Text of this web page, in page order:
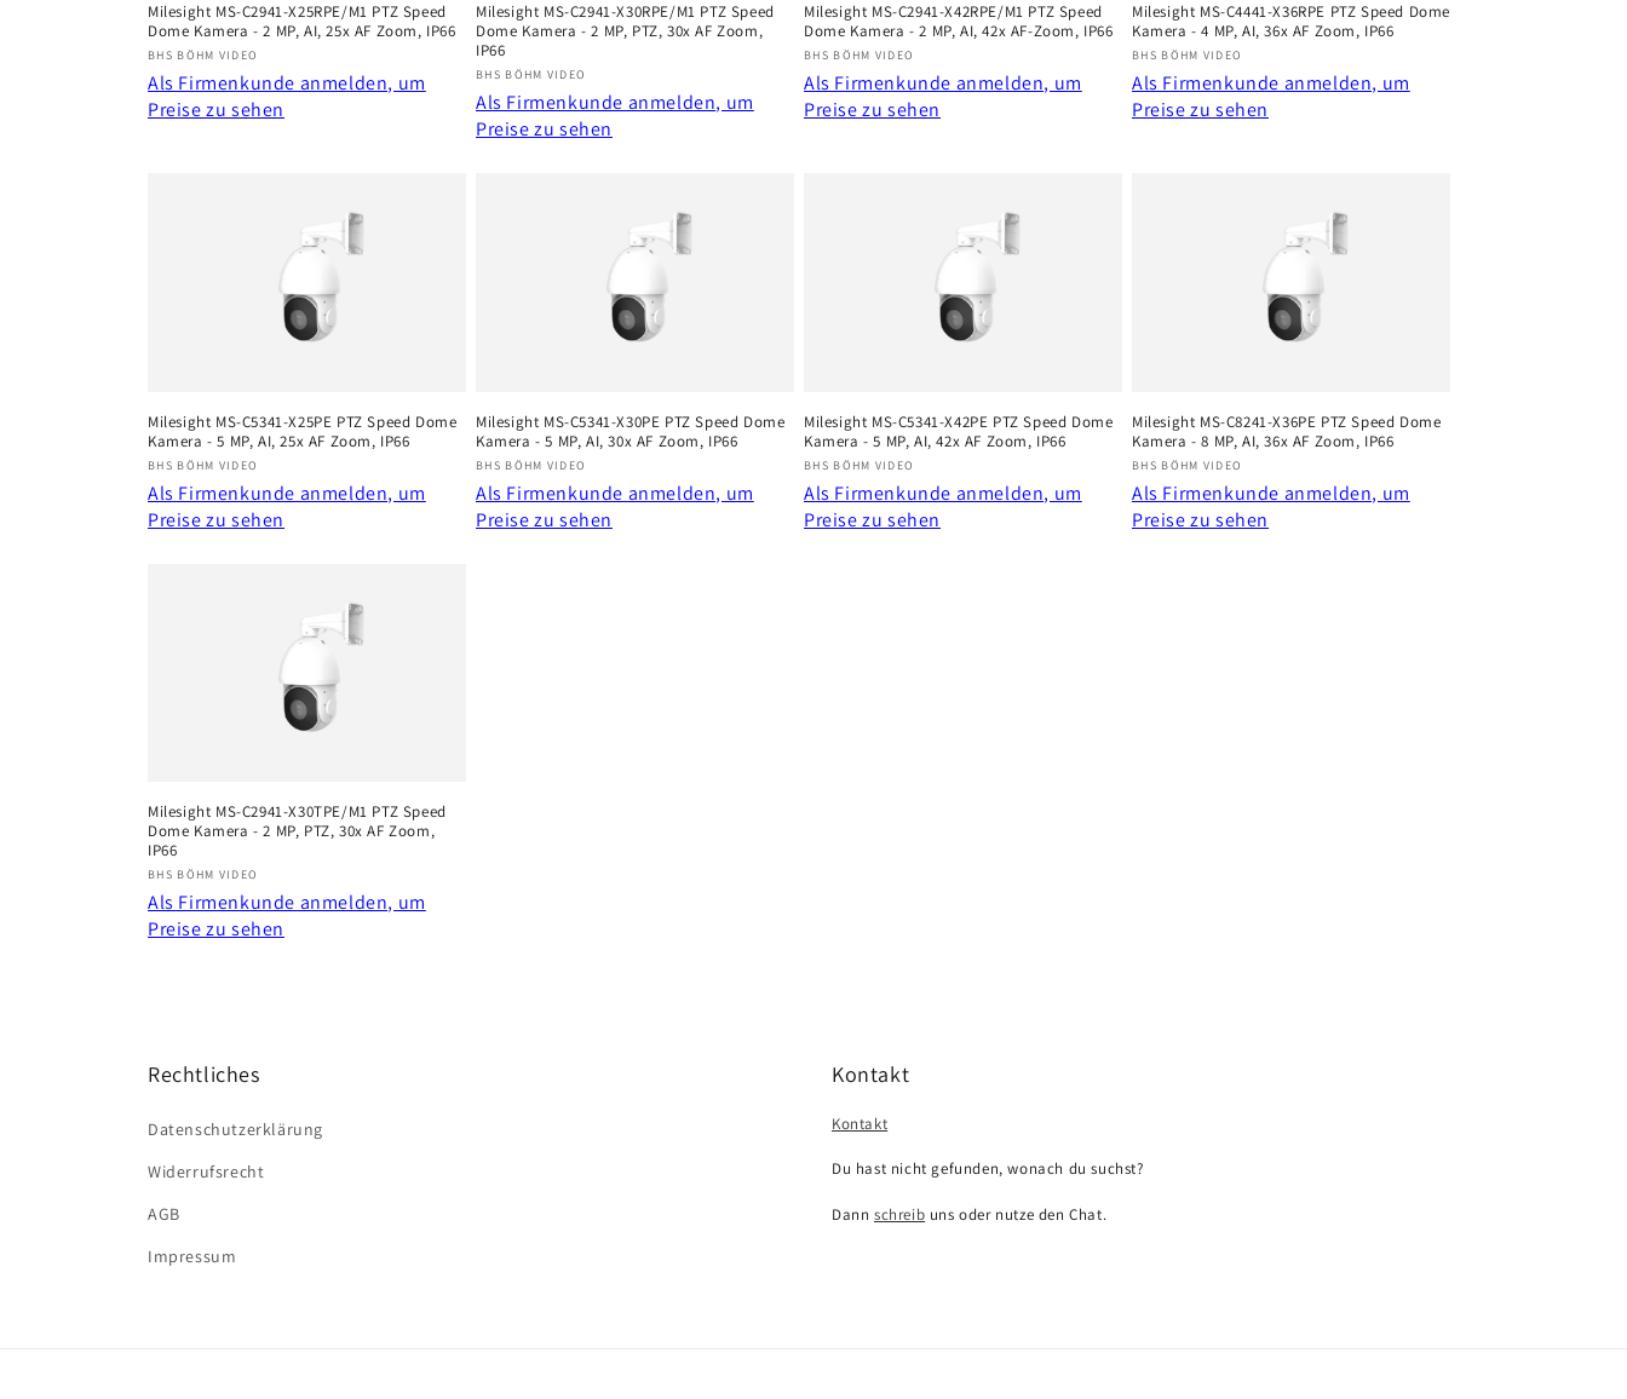
i
e
Milesight MS-C2941-X25RPE/M1 PTZ Speed
Dome Kamera - 2 MP, AI, 25x AF Zoom, IP66
Anbieter:
BHS BÖHM VIDEO
Als Firmenkunde anmelden, um
Preise zu sehen
Milesight MS-C2941-X30RPE/M1 PTZ Speed
Dome Kamera - 2 MP, PTZ, 30x AF Zoom,
IP66
Anbieter:
BHS BÖHM VIDEO
Als Firmenkunde anmelden, um
Preise zu sehen
Milesight MS-C2941-X42RPE/M1 PTZ Speed
Dome Kamera - 2 MP, AI, 42x AF-Zoom, IP66
Anbieter:
BHS BÖHM VIDEO
Als Firmenkunde anmelden, um
Preise zu sehen
Milesight MS-C4441-X36RPE PTZ Speed Dome
Kamera - 4 MP, AI, 36x AF Zoom, IP66
Anbieter:
BHS BÖHM VIDEO
Als Firmenkunde anmelden, um
Preise zu sehen
Milesight MS-C5341-X25PE PTZ Speed Dome
Kamera - 5 MP, AI, 25x AF Zoom, IP66
Anbieter:
BHS BÖHM VIDEO
Als Firmenkunde anmelden, um
Preise zu sehen
Milesight MS-C5341-X30PE PTZ Speed Dome
Kamera - 5 MP, AI, 30x AF Zoom, IP66
Anbieter:
BHS BÖHM VIDEO
Als Firmenkunde anmelden, um
Preise zu sehen
Milesight MS-C5341-X42PE PTZ Speed Dome
Kamera - 5 MP, AI, 42x AF Zoom, IP66
Anbieter:
BHS BÖHM VIDEO
Als Firmenkunde anmelden, um
Preise zu sehen
Milesight MS-C8241-X36PE PTZ Speed Dome
Kamera - 8 MP, AI, 36x AF Zoom, IP66
Anbieter:
BHS BÖHM VIDEO
Als Firmenkunde anmelden, um
Preise zu sehen
Milesight MS-C2941-X30TPE/M1 PTZ Speed
Dome Kamera - 2 MP, PTZ, 30x AF Zoom,
IP66
Anbieter:
BHS BÖHM VIDEO
Als Firmenkunde anmelden, um
Preise zu sehen
Rechtliches
Datenschutzerklärung
Widerrufsrecht
AGB
Impressum
Kontakt
Kontakt
Du hast nicht gefunden, wonach du suchst?
Dann schreib uns oder nutze den Chat.